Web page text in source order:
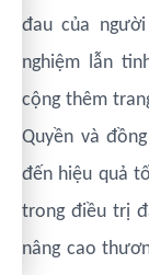
đau của
nghiệm lẫn
cộng thêm
Quyền và
đến hiệu quả
trong điều trị
nâng cao